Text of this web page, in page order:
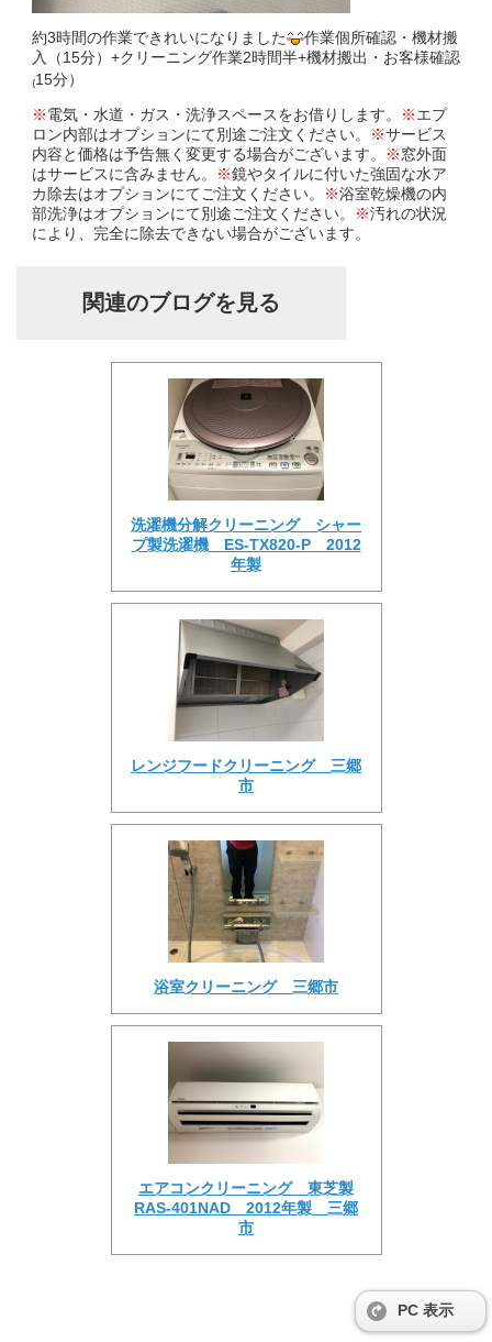
約3時間の作業できれいになりました
作業個所確認・機材搬
入（15分）+クリーニング作業2時間半+機材搬出・お客様確認
₍15分）
※電気・水道・ガス・洗浄スペースをお借りします。 ※エプ
ロン内部はオプションにて別途ご注文ください。
※サービス
内容と価格は予告無く変更する場合がございます。
※窓外面
はサービスに含みません。
※鏡やタイルに付いた強固な水ア
カ除去はオプションにてご注文ください。
※浴室乾燥機の内
部洗浄はオプションにて別途ご注文ください。
※汚れの状況
により、完全に除去できない場合がございます。
関連のブログを見る
洗濯機分解クリーニング シャー
プ製洗濯機 ES-TX820-P 2012
年製
レンジフードクリーニング 三郷
市
浴室クリーニング 三郷市
エアコンクリーニング 東芝製
RAS-401NAD 2012年製 三郷
市
PC 表示